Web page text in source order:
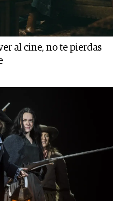
al cine, no te pierdas